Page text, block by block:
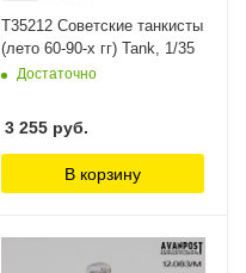
T35212 Советские танкисты
(лето 60-90-х гг) Tank, 1/35
Достаточно
3 255 руб.
В корзину